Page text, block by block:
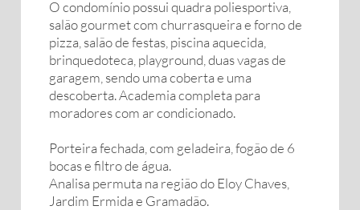
O condomínio possui quadra poliesportiva,
salão gourmet com churrasqueira e forno de
pizza, salão de festas, piscina aquecida,
brinquedoteca, playground, duas vagas de
garagem, sendo uma coberta e uma
descoberta. Academia completa para
moradores com ar condicionado.
Porteira fechada, com geladeira, fogão de 6
bocas e filtro de água.
Analisa permuta na região do Eloy Chaves,
Jardim Ermida e Gramadão.